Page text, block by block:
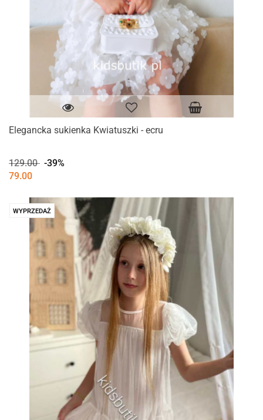
Elegancka sukienka Kwiatuszki - ecru
129.00 -39%
79.00
WYPRZEDAŻ